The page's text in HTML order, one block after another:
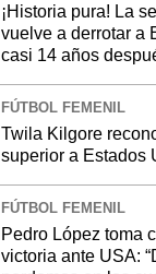
¡Historia pura! La
vuelve a derrotar a
casi 14 años
FÚTBOL FEMENIL
Twila Kilgore
superior a Estados
FÚTBOL FEMENIL
Pedro López toma
victoria ante USA: